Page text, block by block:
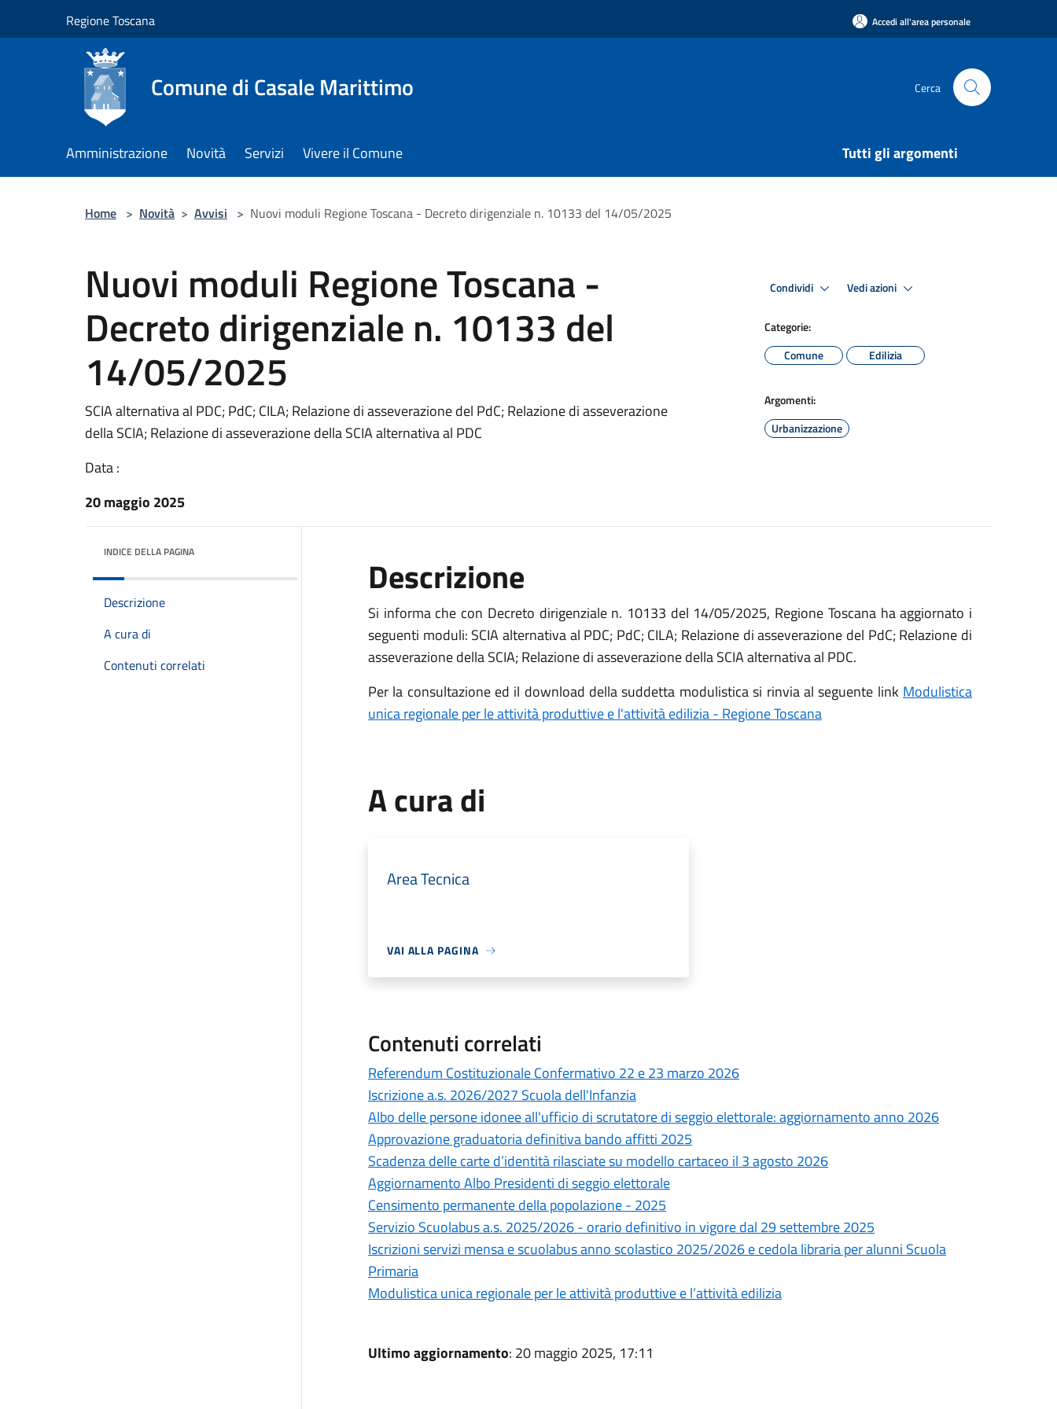
Regione Toscana Accedi all'area personale
Comune di Casale Marittimo Cerca
Amministrazione Novità Servizi Vivere il Comune Tutti gli argomenti
Home > Novità > Avvisi > Nuovi moduli Regione Toscana - Decreto dirigenziale n. 10133 del 14/05/2025
Nuovi moduli Regione Toscana -
Decreto dirigenziale n. 10133 del
14/05/2025
SCIA alternativa al PDC; PdC; CILA; Relazione di asseverazione del PdC; Relazione di asseverazione
della SCIA; Relazione di asseverazione della SCIA alternativa al PDC
Data :
20 maggio 2025
Condividi Vedi azioni
Categorie:
Comune
Edilizia
Argomenti:
Urbanizzazione
INDICE DELLA PAGINA
Descrizione
A cura di
Contenuti correlati
Descrizione
Si informa che con Decreto dirigenziale n. 10133 del 14/05/2025, Regione Toscana ha aggiornato i
seguenti moduli: SCIA alternativa al PDC; PdC; CILA; Relazione di asseverazione del PdC; Relazione di
asseverazione della SCIA; Relazione di asseverazione della SCIA alternativa al PDC.
Per la consultazione ed il download della suddetta modulistica si rinvia al seguente link Modulistica
unica regionale per le attività produttive e l'attività edilizia - Regione Toscana
A cura di
Area Tecnica
VAI ALLA PAGINA
Contenuti correlati
Referendum Costituzionale Confermativo 22 e 23 marzo 2026
Iscrizione a.s. 2026/2027 Scuola dell'Infanzia
Albo delle persone idonee all'ufficio di scrutatore di seggio elettorale: aggiornamento anno 2026
Approvazione graduatoria definitiva bando affitti 2025
Scadenza delle carte d’identità rilasciate su modello cartaceo il 3 agosto 2026
Aggiornamento Albo Presidenti di seggio elettorale
Censimento permanente della popolazione - 2025
Servizio Scuolabus a.s. 2025/2026 - orario definitivo in vigore dal 29 settembre 2025
Iscrizioni servizi mensa e scuolabus anno scolastico 2025/2026 e cedola libraria per alunni Scuola
Primaria
Modulistica unica regionale per le attività produttive e l’attività edilizia
Ultimo aggiornamento: 20 maggio 2025, 17:11